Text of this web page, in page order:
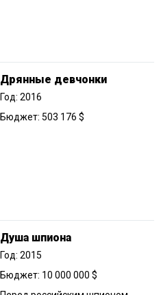
Дрянные девчонки
Год: 2016
Бюджет: 503 176 $
Душа шпиона
Год: 2015
Бюджет: 10 000 000 $